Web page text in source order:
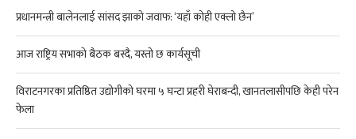
प्रधानमन्त्री बालेनलाई सांसद झाको जवाफ: ‘यहाँ कोही एक्लो छैन’
आज राष्ट्रिय सभाको बैठक बस्दै, यस्तो छ कार्यसूची
विराटनगरका प्रतिष्ठित उद्योगीको घरमा ५ घन्टा प्रहरी घेराबन्दी, खानतलासीपछि केही परेन
फेला